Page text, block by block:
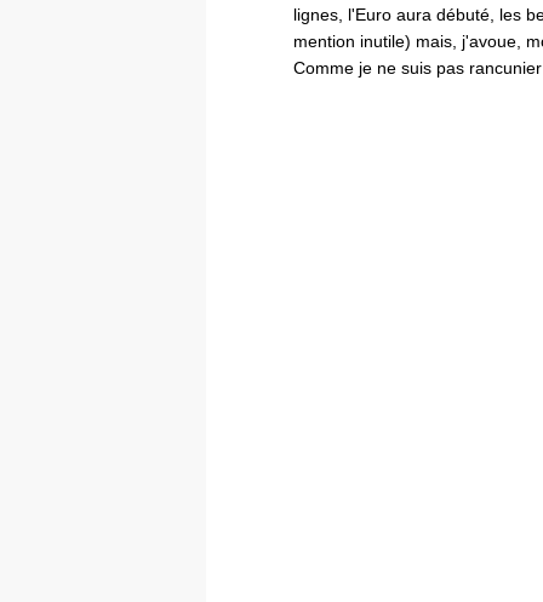
lignes, l'Euro aura débuté, les
mention inutile) mais, j'avoue,
Comme je ne suis pas